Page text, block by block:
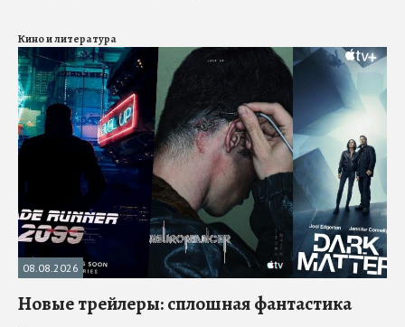
Кино и литература
08.08.2026
Новые трейлеры: сплошная фантастика